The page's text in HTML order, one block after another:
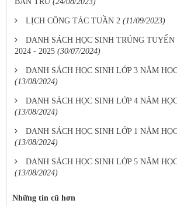
LỊCH CÔNG TÁC TUẦN 2 (11/09/2023)
DANH SÁCH HỌC SINH TRÚNG TUYỂN
2024 - 2025 (30/07/2024)
DANH SÁCH HỌC SINH LỚP 3 NĂM
(13/08/2024)
DANH SÁCH HỌC SINH LỚP 4 NĂM
(13/08/2024)
DANH SÁCH HỌC SINH LỚP 1 NĂM
(13/08/2024)
DANH SÁCH HỌC SINH LỚP 5 NĂM
(13/08/2024)
Những tin cũ hơn